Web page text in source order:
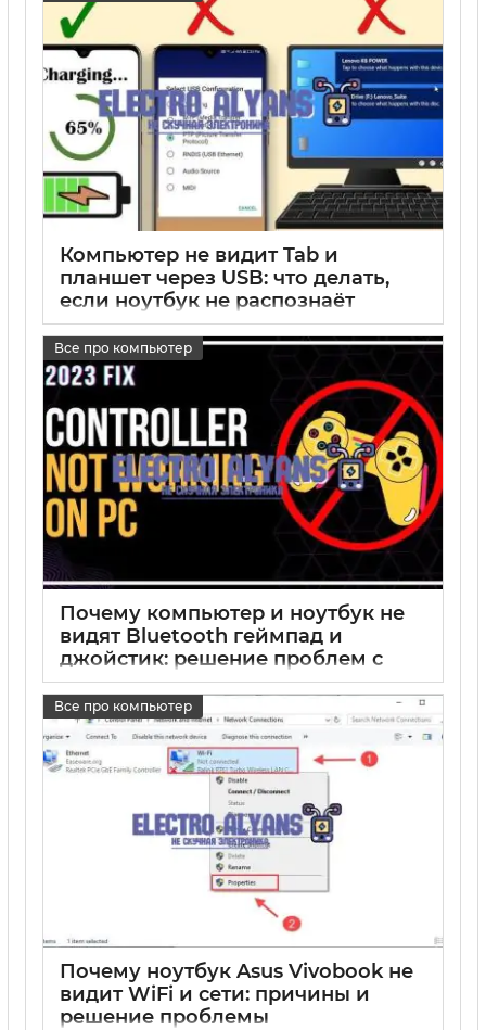
Компьютер не видит Tab и
планшет через USB: что делать,
если ноутбук не распознаёт
устройство
17 05 2025 0
Все про компьютер
Почему компьютер и ноутбук не
видят Bluetooth геймпад и
джойстик: решение проблем с
подключением
17 05 2025 0
Все про компьютер
Почему ноутбук Asus Vivobook не
видит WiFi и сети: причины и
решение проблемы